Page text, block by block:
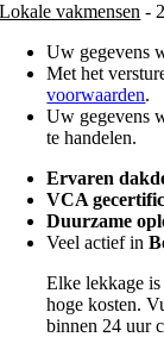
Lokale vakmensen -
Uw gegevens
Met het
voorwaarden.
Uw gegevens
te handelen.
Ervaren
VCA
Duurzame
Veel actief in
Elke lekkage
hoge kosten.
binnen 24 uur